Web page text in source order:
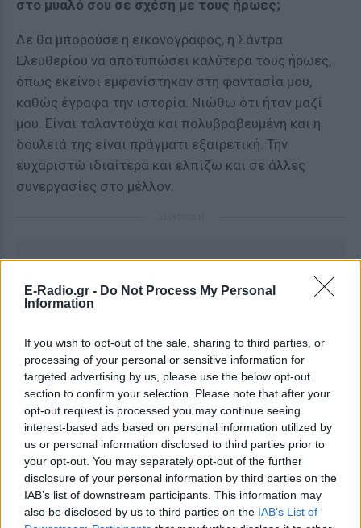
E-Radio.gr - Do Not Process My Personal
Information
If you wish to opt-out of the sale, sharing to third parties, or
processing of your personal or sensitive information for
targeted advertising by us, please use the below opt-out
section to confirm your selection. Please note that after your
opt-out request is processed you may continue seeing
interest-based ads based on personal information utilized by
us or personal information disclosed to third parties prior to
your opt-out. You may separately opt-out of the further
disclosure of your personal information by third parties on the
IAB’s list of downstream participants. This information may
also be disclosed by us to third parties on the IAB’s List of
στο μυαλό σου σε σχέση με τους ήρωες;
Δε θα μπορούσε η εικονογράφος, η Σάντρα
Ελευθερίου να αποτυπώσει καλύτερα τους ήρωες,
όπως εκείνοι εμφανίστηκαν στη φαντασία μου,
καθώς έγραφα την ιστορία. Νιώθω ότι ήταν μαζί
μου. Είναι ταλαντούχα και πολυβραβευμένη και η
δουλειά της είναι πράγματι εξαιρετική. Την
ευχαριστώ ιδιαίτερα και ελπίζω και σε άλλες
συνεργασίες στο μέλλον.